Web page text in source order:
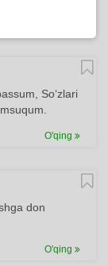
So‘zlari
O'qing
don
O'qing